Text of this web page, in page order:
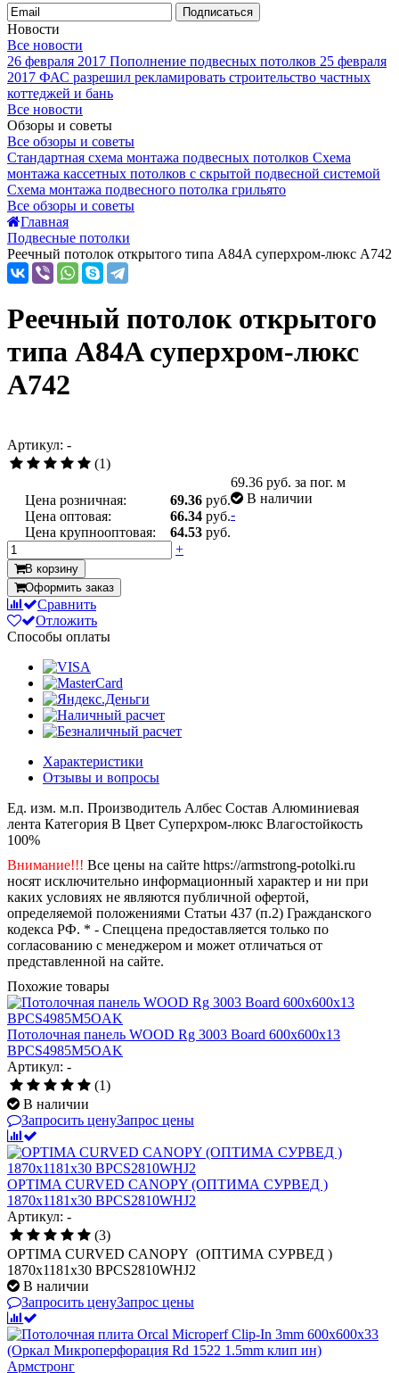
Подписаться
Новости
Все новости
26 февраля 2017 Пополнение подвесных потолков 25 февраля
2017 ФАС разрешил рекламировать строительство частных
коттеджей и бань
Все новости
Обзоры и советы
Все обзоры и советы
Стандартная схема монтажа подвесных потолков Схема
монтажа кассетных потолков с скрытой подвесной системой
Схема монтажа подвесного потолка грильято
Все обзоры и советы
Главная
Подвесные потолки
Реечный потолок открытого типа A84A суперхром-люкс A742
Реечный потолок открытого
типа A84A суперхром-люкс
A742
Артикул: -
(1)
Цена розничная: 69.36 руб.
Цена оптовая:
66.34 руб.
Цена крупнооптовая:
64.53 руб.
69.36 руб. за пог. м
В наличии
-
+
В корзину
Оформить заказ
Сравнить
Отложить
Способы оплаты
Характеристики
Отзывы и вопросы
Ед. изм. м.п. Производитель Албес Состав Алюминиевая
лента Категория B Цвет Суперхром-люкс Влагостойкость
100%
Внимание!!! Все цены на сайте https://armstrong-potolki.ru
носят исключительно информационный характер и ни при
каких условиях не являются публичной офертой,
определяемой положениями Статьи 437 (п.2) Гражданского
кодекса РФ. * - Спеццена предоставляется только по
согласованию с менеджером и может отличаться от
представленной на сайте.
Похожие товары
Потолочная панель WOOD Rg 3003 Board 600x600x13
BPCS4985M5OAK
Артикул: -
(1)
В наличии
Запросить ценуЗапрос цены
OPTIMA CURVED CANOPY (ОПТИМА CУРВЕД )
1870х1181х30 BPCS2810WHJ2
Артикул: -
(3)
OPTIMA CURVED CANOPY (ОПТИМА CУРВЕД )
1870х1181х30 BPCS2810WHJ2
В наличии
Запросить ценуЗапрос цены